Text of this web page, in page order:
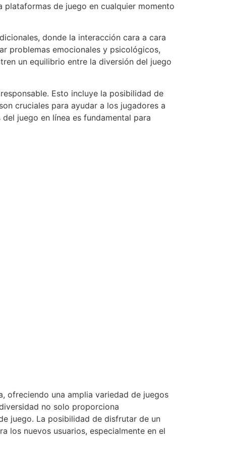
de juego en cualquier momento
donde la interacción cara a cara
problemas emocionales y psicológicos,
un equilibrio entre la diversión del juego
Esto incluye la posibilidad de
cruciales para ayudar a los jugadores a
juego en línea es fundamental para
ofreciendo una amplia variedad de juegos
no solo proporciona
juego. La posibilidad de disfrutar de un
los nuevos usuarios, especialmente en el